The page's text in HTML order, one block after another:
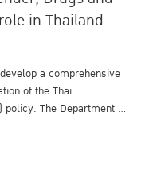
in Thailand
a comprehensive
of the Thai
The Department of